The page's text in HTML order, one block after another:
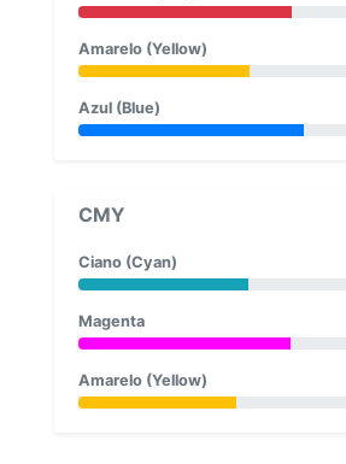
Amarelo (Yellow)
Azul (Blue)
CMY
Ciano (Cyan)
Magenta
Amarelo (Yellow)